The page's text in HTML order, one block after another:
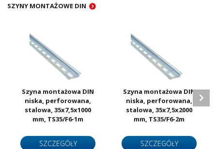
SZYNY MONTAŻOWE DIN
Szyna montażowa DIN
niska, perforowana,
stalowa, 35x7,5x1000
mm, TS35/F6-1m
SZCZEGÓŁY
Szyna montażowa DIN
niska, perforowana,
stalowa, 35x7,5x2000
mm, TS35/F6-2m
SZCZEGÓŁY